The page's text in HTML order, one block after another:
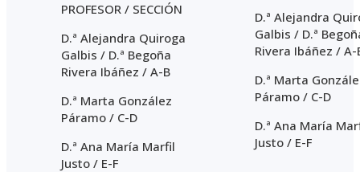
PROFESOR / SECCIÓN
D.ª Alejandra Quiroga
Galbis / D.ª Begoña
Rivera Ibáñez / A-B
D.ª Marta González
Páramo / C-D
D.ª Ana María Marfil
Justo / E-F
D.ª Alejandra
Galbis / D.ª
Rivera Ibáñez / A-
D.ª Marta
Páramo / C-D
D.ª Ana María
Justo / E-F